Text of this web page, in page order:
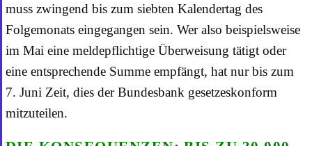
muss zwingend bis zum siebten Kalendertag des
Folgemonats eingegangen sein. Wer also beispielsweise
im Mai eine meldepflichtige Überweisung tätigt oder
eine entsprechende Summe empfängt, hat nur bis zum
7. Juni Zeit, dies der Bundesbank gesetzeskonform
mitzuteilen.